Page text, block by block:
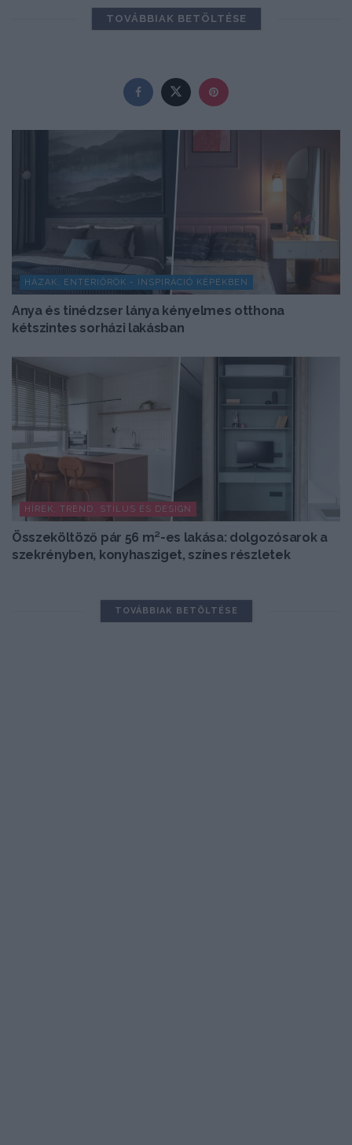
TOVÁBBIAK BETÖLTÉSE
HÁZAK, ENTERIŐRÖK - INSPIRÁCIÓ KÉPEKBEN
Anya és tinédzser lánya kényelmes otthona
kétszintes sorházi lakásban
HÍREK, TREND, STÍLUS ÉS DESIGN
Összeköltöző pár 56 m²-es lakása: dolgozósarok a
szekrényben, konyhasziget, színes részletek
TOVÁBBIAK BETÖLTÉSE